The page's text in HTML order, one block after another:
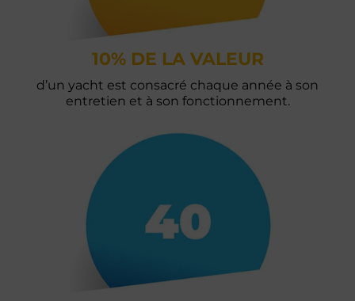
10% DE LA VALEUR
d’un yacht est consacré chaque année à son
entretien et à son fonctionnement.